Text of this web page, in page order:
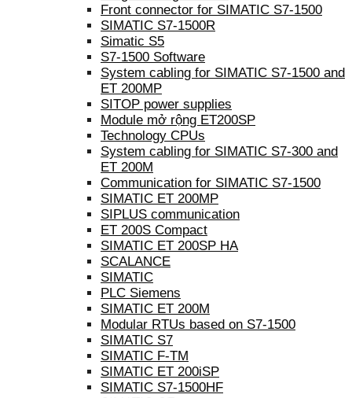
Front connector for SIMATIC S7-1500
SIMATIC S7-1500R
Simatic S5
S7-1500 Software
System cabling for SIMATIC S7-1500 and
ET 200MP
SITOP power supplies
Module mở rộng ET200SP
Technology CPUs
System cabling for SIMATIC S7-300 and
ET 200M
Communication for SIMATIC S7-1500
SIMATIC ET 200MP
SIPLUS communication
ET 200S Compact
SIMATIC ET 200SP HA
SCALANCE
SIMATIC
PLC Siemens
SIMATIC ET 200M
Modular RTUs based on S7-1500
SIMATIC S7
SIMATIC F-TM
SIMATIC ET 200iSP
SIMATIC S7-1500HF